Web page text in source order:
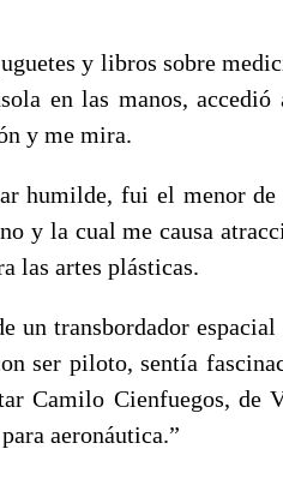
y libros sobre
en las manos, accedió
y me mira.
humilde, fui el menor de
y la cual me causa
las artes plásticas.
un transbordador espacial
ser piloto, sentía
Camilo Cienfuegos, de
aeronáutica.”